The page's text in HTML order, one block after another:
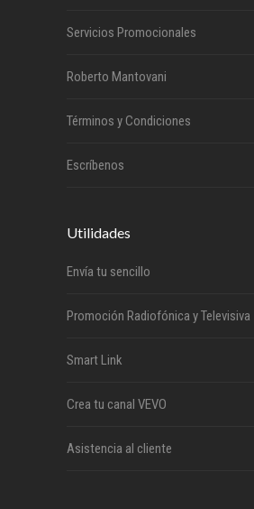
Servicios Promocionales
Roberto Mantovani
Términos y Condiciones
Escríbenos
Utilidades
Envía tu sencillo
Promoción Radiofónica y Televisiva
Smart Link
Crea tu canal VEVO
Asistencia al cliente